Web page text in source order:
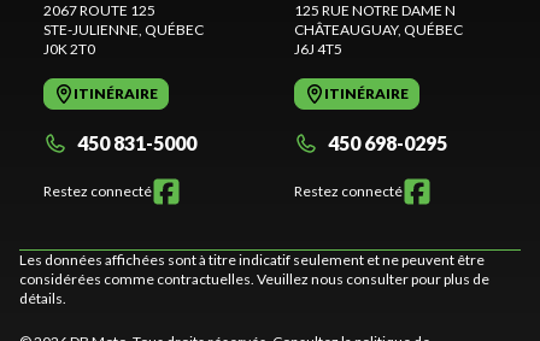
2067 ROUTE 125
STE-JULIENNE, QUÉBEC
J0K 2T0
ITINÉRAIRE
450 831-5000
Restez connecté
125 RUE NOTRE DAME N
CHÂTEAUGUAY, QUÉBEC
J6J 4T5
ITINÉRAIRE
450 698-0295
Restez connecté
Les données affichées sont à titre indicatif seulement et ne peuvent être
considérées comme contractuelles. Veuillez nous consulter pour plus de
détails.